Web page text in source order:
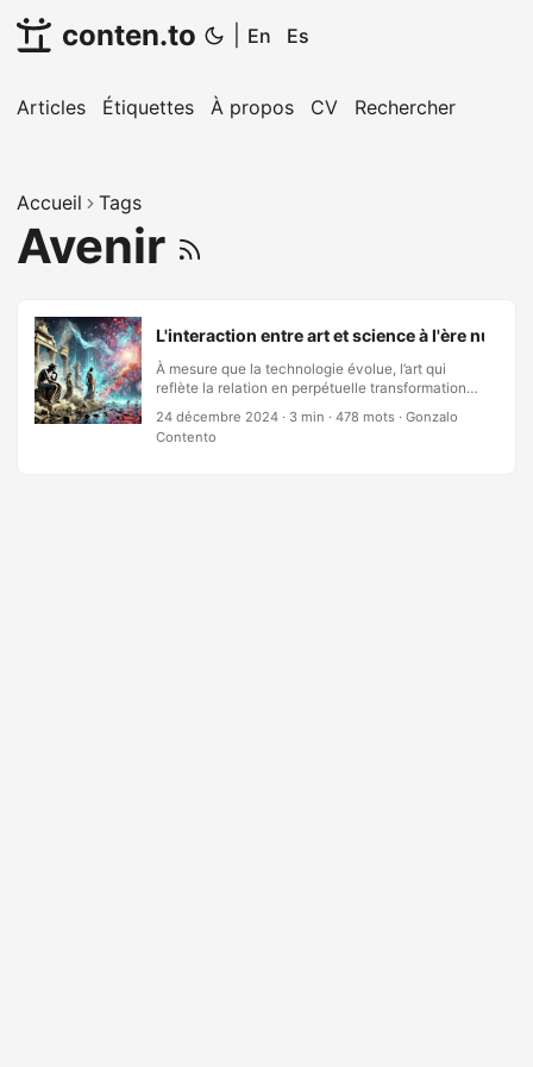
conten.to En Es
Articles Étiquettes À propos CV Rechercher
Accueil Tags
Avenir
L'interaction entre art et science à l'ère
À mesure que la technologie évolue, l’art qui
reflète la relation en perpétuelle transformation
de l’humanité avec l’univers évolue lui aussi. La
convergence de l’art et de la science se trouve à
la croisée de l’inspiration et de l’innovation,
24 décembre 2024 · 3 min · 478 mots · Gonzalo
Contento